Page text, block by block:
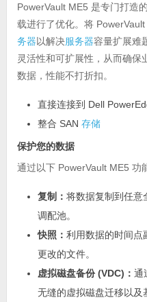
PowerVault ME5 是专门打造
载进行了优化。将
务器以解决服务器容量扩展难
灵活性和可扩展性，从而确保
数据，性能不打折扣。
直接连接到 Dell
整合 SAN 存储
保护您的数据
通过以下 PowerVault ME5 功
复制： 将数据复制到任意
调配池。
快照： 利用数据的时间点
更改的文件。
虚拟磁盘备份 (VDC)： 通
无缝的虚拟磁盘迁移以及